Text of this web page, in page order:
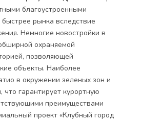
благоустроенными
рынка вследствие
Немногие новостройки в
охраняемой
позволяющей
объекты. Наиболее
в окружении зеленых зон и
гарантирует курортную
преимуществами
проект «Клубный город